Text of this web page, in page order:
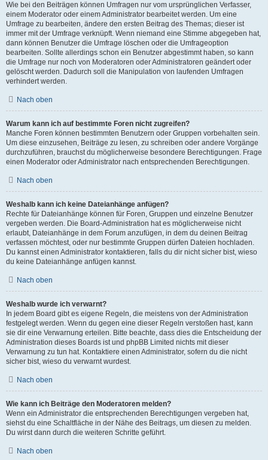
Wie bei den Beiträgen können Umfragen nur vom ursprünglichen Verfasser,
einem Moderator oder einem Administrator bearbeitet werden. Um eine
Umfrage zu bearbeiten, ändere den ersten Beitrag des Themas; dieser ist
immer mit der Umfrage verknüpft. Wenn niemand eine Stimme abgegeben hat,
dann können Benutzer die Umfrage löschen oder die Umfrageoption
bearbeiten. Sollte allerdings schon ein Benutzer abgestimmt haben, so kann
die Umfrage nur noch von Moderatoren oder Administratoren geändert oder
gelöscht werden. Dadurch soll die Manipulation von laufenden Umfragen
verhindert werden.
Nach oben
Warum kann ich auf bestimmte Foren nicht zugreifen?
Manche Foren können bestimmten Benutzern oder Gruppen vorbehalten sein.
Um diese einzusehen, Beiträge zu lesen, zu schreiben oder andere Vorgänge
durchzuführen, brauchst du möglicherweise besondere Berechtigungen. Frage
einen Moderator oder Administrator nach entsprechenden Berechtigungen.
Nach oben
Weshalb kann ich keine Dateianhänge anfügen?
Rechte für Dateianhänge können für Foren, Gruppen und einzelne Benutzer
vergeben werden. Die Board-Administration hat es möglicherweise nicht
erlaubt, Dateianhänge in dem Forum anzufügen, in dem du deinen Beitrag
verfassen möchtest, oder nur bestimmte Gruppen dürfen Dateien hochladen.
Du kannst einen Administrator kontaktieren, falls du dir nicht sicher bist, wieso
du keine Dateianhänge anfügen kannst.
Nach oben
Weshalb wurde ich verwarnt?
In jedem Board gibt es eigene Regeln, die meistens von der Administration
festgelegt werden. Wenn du gegen eine dieser Regeln verstoßen hast, kann
sie dir eine Verwarnung erteilen. Bitte beachte, dass dies die Entscheidung der
Administration dieses Boards ist und phpBB Limited nichts mit dieser
Verwarnung zu tun hat. Kontaktiere einen Administrator, sofern du die nicht
sicher bist, wieso du verwarnt wurdest.
Nach oben
Wie kann ich Beiträge den Moderatoren melden?
Wenn ein Administrator die entsprechenden Berechtigungen vergeben hat,
siehst du eine Schaltfläche in der Nähe des Beitrags, um diesen zu melden.
Du wirst dann durch die weiteren Schritte geführt.
Nach oben